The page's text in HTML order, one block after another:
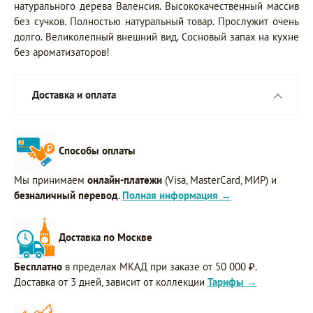
натурального дерева Валенсия. Высококачественный массив
без сучков. Полностью натуральный товар. Прослужит очень
долго. Великолепный внешний вид. Сосновый запах на кухне
без ароматизаторов!
Доставка и оплата
Способы оплаты
Мы принимаем онлайн-платежи (Visa, MasterCard, МИР) и
безналичный перевод. Полная информация →
Доставка по Москве
Бесплатно в пределах МКАД при заказе от 50 000 ₽.
Доставка от 3 дней, зависит от коллекции Тарифы →